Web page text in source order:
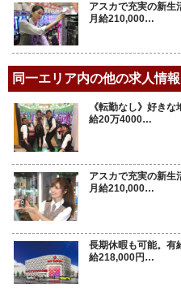
アスカで充実の新生
月給210,000…
同一エリア内の他の求人情報
《転勤なし》好き
給20万4000…
アスカで充実の新生
月給210,000…
長期休暇も可能。有
給218,000円…